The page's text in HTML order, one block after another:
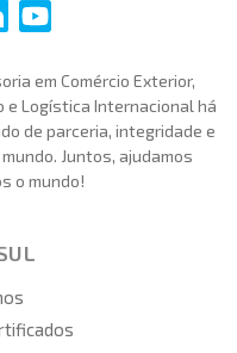
i
em Comércio Exterior,
e Logística Internacional há
de parceria, integridade e
Juntos, ajudamos
o mundo!